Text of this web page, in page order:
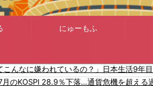
にゅーもふ